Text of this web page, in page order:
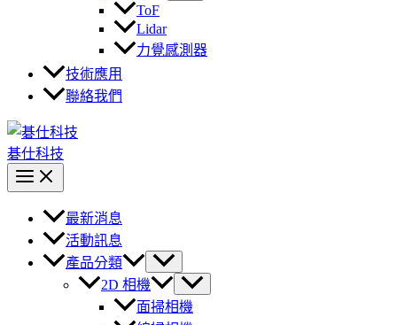
ToF
Lidar
力覺感測器
技術應用
聯絡我們
碁仕科技
最新消息
活動訊息
產品分類
2D 相機
面掃相機